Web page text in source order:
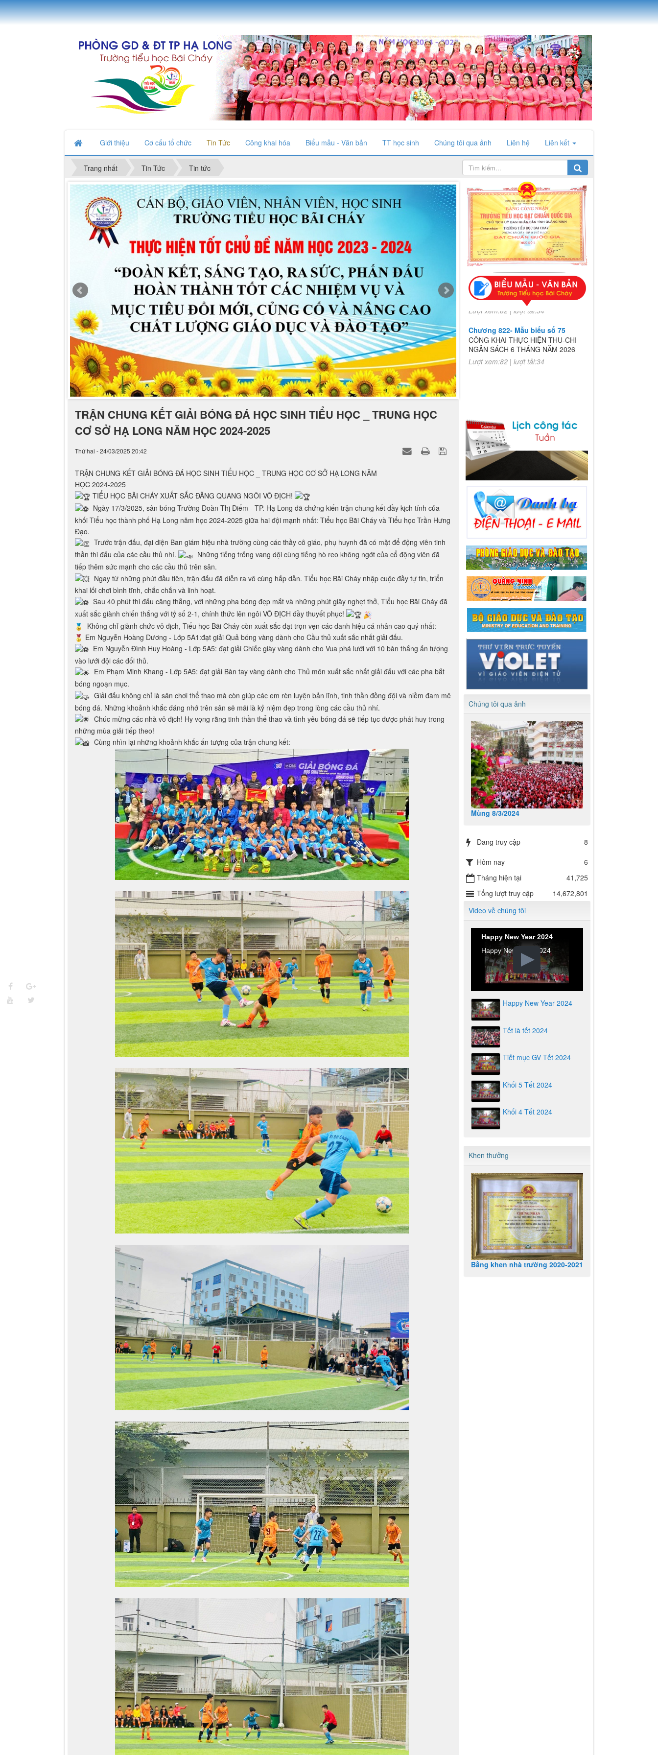
Giới thiệu Cơ cấu tổ chức Tin Tức Công khai hóa Biểu mẫu - Văn bản TT học sinh Chúng tôi qua ảnh Liên hệ Liên kết
Trang nhất Tin Tức Tin tức
TRẬN CHUNG KẾT GIẢI BÓNG ĐÁ HỌC SINH TIỂU HỌC _ TRUNG HỌC
CƠ SỞ HẠ LONG NĂM HỌC 2024-2025
Thứ hai - 24/03/2025 20:42
TRẬN CHUNG KẾT GIẢI BÓNG ĐÁ HỌC SINH TIỂU HỌC _ TRUNG HỌC CƠ SỞ HẠ LONG NĂM
HỌC 2024-2025
TIỂU HỌC BÃI CHÁY XUẤT SẮC ĐĂNG QUANG NGÔI VÔ ĐỊCH!
Ngày 17/3/2025, sân bóng Trường Đoàn Thị Điểm - TP. Hạ Long đã chứng kiến trận chung kết đầy kịch tính của
khối Tiểu học thành phố Hạ Long năm học 2024-2025 giữa hai đội mạnh nhất: Tiểu học Bãi Cháy và Tiểu học Trần Hưng
Đạo.
Trước trận đấu, đại diện Ban giám hiệu nhà trường cùng các thầy cô giáo, phụ huynh đã có mặt để động viên tinh
thần thi đấu của các cầu thủ nhí.
Những tiếng trống vang dội cùng tiếng hò reo không ngớt của cổ động viên đã
tiếp thêm sức mạnh cho các cầu thủ trên sân.
Ngay từ những phút đầu tiên, trận đấu đã diễn ra vô cùng hấp dẫn. Tiểu học Bãi Cháy nhập cuộc đầy tự tin, triển
khai lối chơi bình tĩnh, chắc chắn và linh hoạt.
Sau 40 phút thi đấu căng thẳng, với những pha bóng đẹp mắt và những phút giây nghẹt thở, Tiểu học Bãi Cháy đã
xuất sắc giành chiến thắng với tỷ số 2-1, chính thức lên ngôi VÔ ĐỊCH đầy thuyết phục!
Không chỉ giành chức vô địch, Tiểu học Bãi Cháy còn xuất sắc đạt trọn vẹn các danh hiệu cá nhân cao quý nhất:
Em Nguyễn Hoàng Dương - Lớp 5A1:đạt giải Quả bóng vàng dành cho Cầu thủ xuất sắc nhất giải đấu.
Em Nguyễn Đình Huy Hoàng - Lớp 5A5: đạt giải Chiếc giày vàng dành cho Vua phá lưới với 10 bàn thắng ấn tượng
vào lưới đội các đối thủ.
Em Phạm Minh Khang - Lớp 5A5: đạt giải Bàn tay vàng dành cho Thủ môn xuất sắc nhất giải đấu với các pha bắt
bóng ngoạn mục.
Giải đấu không chỉ là sân chơi thể thao mà còn giúp các em rèn luyện bản lĩnh, tinh thần đồng đội và niềm đam mê
bóng đá. Những khoảnh khắc đáng nhớ trên sân sẽ mãi là kỷ niệm đẹp trong lòng các cầu thủ nhí.
Chúc mừng các nhà vô địch! Hy vọng rằng tinh thần thể thao và tình yêu bóng đá sẽ tiếp tục được phát huy trong
những mùa giải tiếp theo!
Cùng nhìn lại những khoảnh khắc ấn tượng của trận chung kết:
Chương 822- Mẫu biểu số 75
NGÂN SÁCH 6 THÁNG NĂM 2026
Lượt xem:82 | lượt tải:34
Chương 822- Mẫu biểu số 75
Chúng tôi qua ảnh
Mùng 8/3/2024
Đang truy cập 8
Hôm nay
6
Tháng hiện tại
41,725
Tổng lượt truy cập
14,672,801
Video về chúng tôi
Happy New Year 2024
Happy New Year 2024
Happy New Year 2024
Tết là tết 2024
Tiết mục GV Tết 2024
Khối 5 Tết 2024
Khối 4 Tết 2024
Khen thưởng
Bằng khen nhà trường 2020-2021